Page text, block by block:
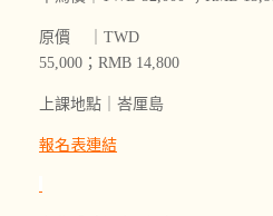
原價 ｜ TWD
55,000；RMB 14,800
上課地點｜峇厘島
報名表連結